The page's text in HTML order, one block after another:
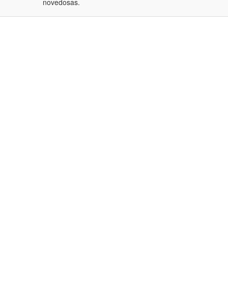
novedosas.